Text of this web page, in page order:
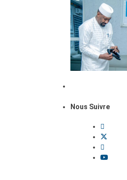
Nous Suivre